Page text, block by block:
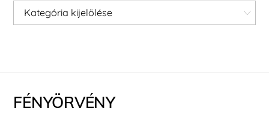
Kategóriák
FÉNYÖRVÉNY